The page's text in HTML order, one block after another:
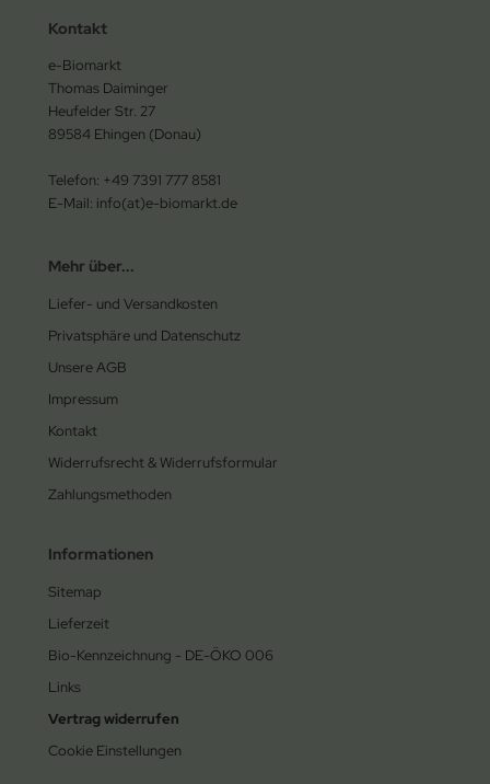
Kontakt
e-Biomarkt
Thomas Daiminger
Heufelder Str. 27
89584 Ehingen (Donau)
Telefon: +49 7391 777 8581
E-Mail: info(at)e-biomarkt.de
Mehr über...
Liefer- und Versandkosten
Privatsphäre und Datenschutz
Unsere AGB
Impressum
Kontakt
Widerrufsrecht & Widerrufsformular
Zahlungsmethoden
Informationen
Sitemap
Lieferzeit
Bio-Kennzeichnung - DE-ÖKO 006
Links
Vertrag widerrufen
Cookie Einstellungen